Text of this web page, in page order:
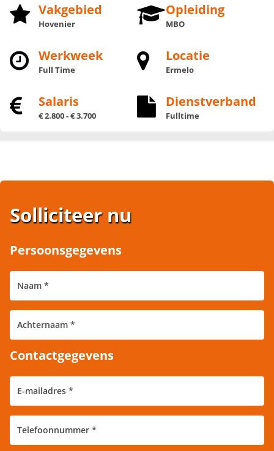
Vakgebied
Hovenier
Opleiding
MBO
Werkweek
Full Time
Locatie
Ermelo
Salaris
€ 2.800 - € 3.700
Dienstverband
Fulltime
Solliciteer nu
Persoonsgegevens
Contactgegevens